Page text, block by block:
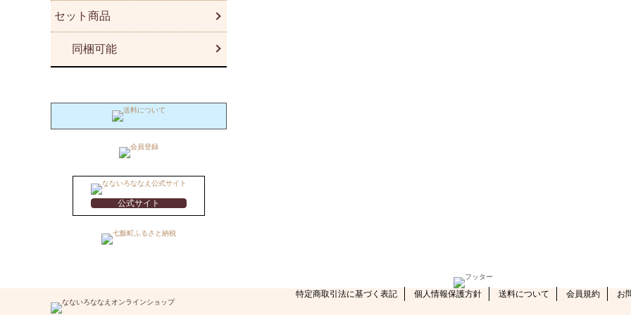
セット商品
同梱可能
公式サイト
特定商取引法に基づく表記 個人情報保護方針 送料について 会員規約 お